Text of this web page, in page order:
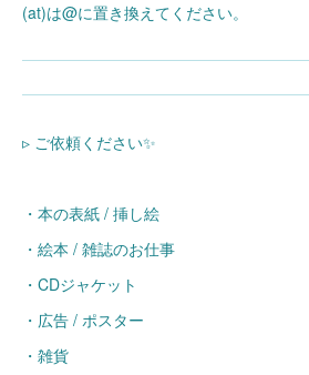
(at)は@に置き換えてください。
▹ ご依頼ください✨
・本の表紙 / 挿し絵
・絵本 / 雑誌のお仕事
・CDジャケット
・広告 / ポスター
・雑貨